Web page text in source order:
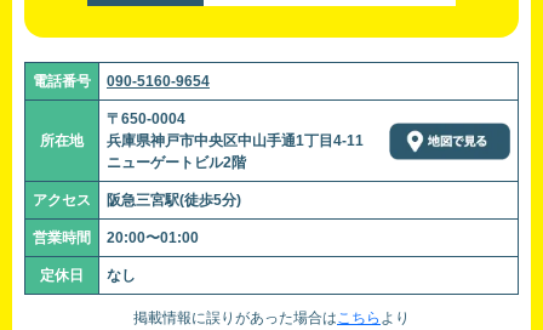
電話番号 090-5160-9654
所在地
〒650-0004
兵庫県神戸市中央区中山手通1丁目4-11
ニューゲートビル2階
アクセス 阪急三宮駅(徒歩5分)
営業時間 20:00〜01:00
定休日 なし
掲載情報に誤りがあった場合はこちら より